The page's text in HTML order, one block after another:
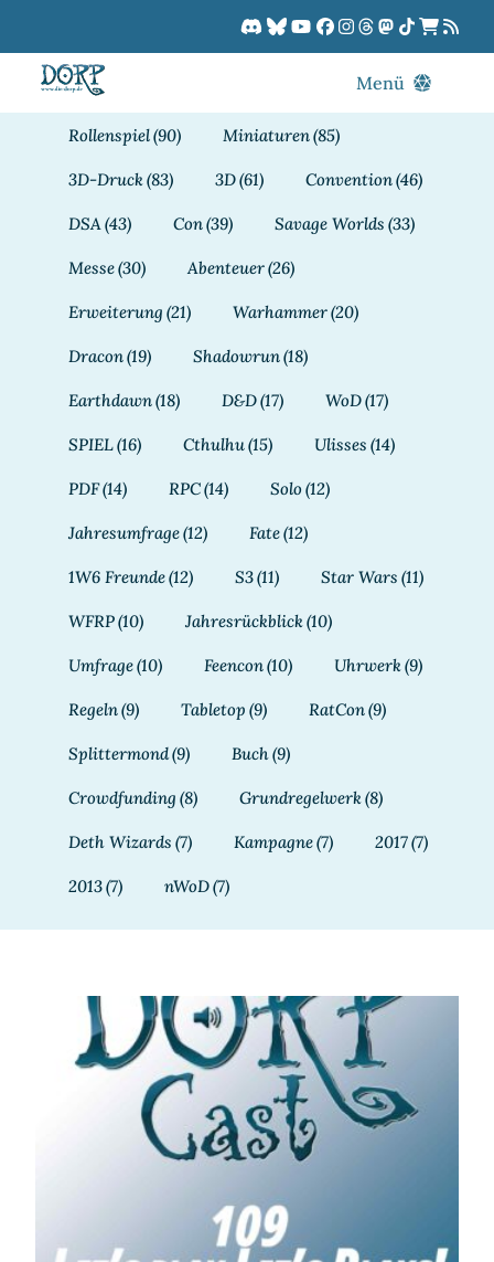
springen
Menü
Rollenspiel(90) Miniaturen(85)
3D-Druck(83) 3D(61) Convention(46)
DSA (43) Con(39) Savage Worlds (33)
Messe(30) Abenteuer(26)
Erweiterung (21) Warhammer(20)
Dracon(19) Shadowrun(18)
Earthdawn(18) D&D(17) WoD(17)
SPIEL(16) Cthulhu(15) Ulisses (14)
PDF(14) RPC(14) Solo(12)
Jahresumfrage(12) Fate(12)
1W6 Freunde(12) S3(11) Star Wars (11)
WFRP(10) Jahresrückblick(10)
Umfrage(10) Feencon(10) Uhrwerk(9)
Regeln(9) Tabletop (9) RatCon(9)
Splittermond(9) Buch(9)
Crowdfunding (8) Grundregelwerk(8)
Deth Wizards (7) Kampagne(7) 2017(7)
2013(7) nWoD(7)
DORPCast 109: Let’s play
Let’s Plays!